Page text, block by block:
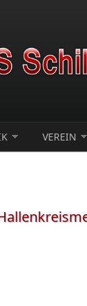
VEREIN